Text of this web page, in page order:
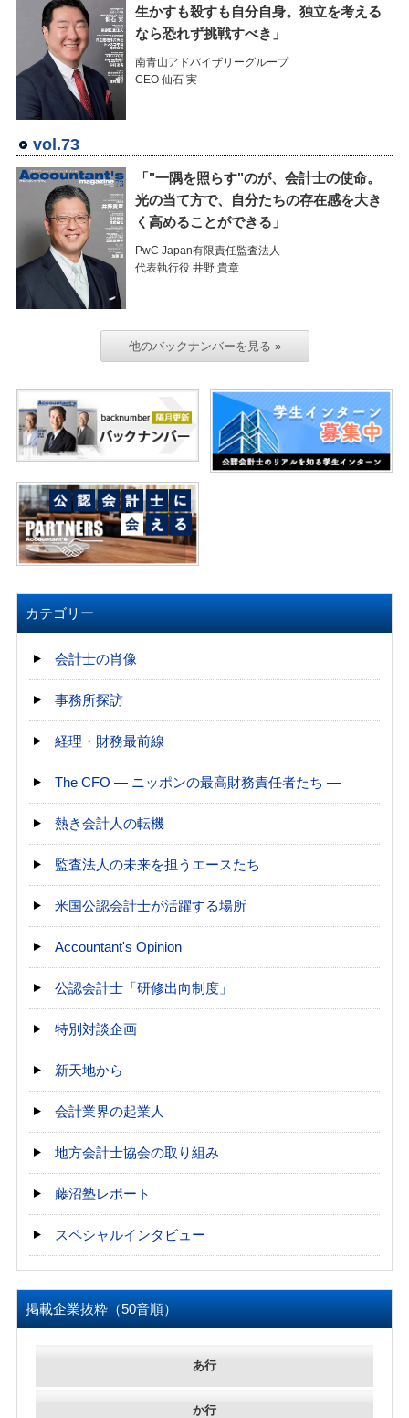
生かすも殺すも自分自身。独立を考える
なら恐れず挑戦すべき」
南青山アドバイザリーグループ
CEO 仙石 実
vol.73
「"一隅を照らす"のが、会計士の使命。
光の当て方で、自分たちの存在感を大き
く高めることができる」
PwC Japan有限責任監査法人
代表執行役 井野 貴章
他のバックナンバーを見る »
カテゴリー
会計士の肖像
事務所探訪
経理・財務最前線
The CFO ― ニッポンの最高財務責任者たち ―
熱き会計人の転機
監査法人の未来を担うエースたち
米国公認会計士が活躍する場所
Accountant's Opinion
公認会計士「研修出向制度」
特別対談企画
新天地から
会計業界の起業人
地方会計士協会の取り組み
藤沼塾レポート
スペシャルインタビュー
掲載企業抜粋（50音順）
あ行
か行